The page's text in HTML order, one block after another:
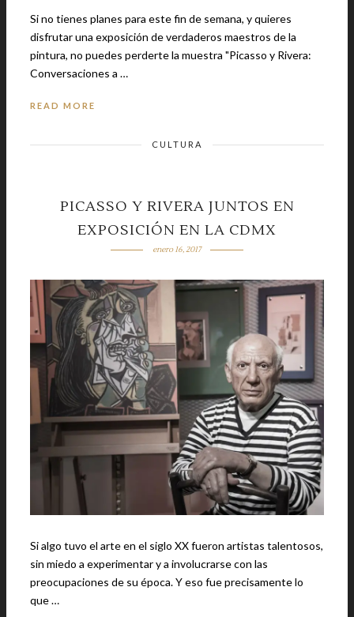
Si no tienes planes para este fin de semana, y quieres
disfrutar una exposición de verdaderos maestros de la
pintura, no puedes perderte la muestra "Picasso y Rivera:
Conversaciones a …
READ MORE
CULTURA
PICASSO Y RIVERA JUNTOS EN
EXPOSICIÓN EN LA CDMX
enero 16, 2017
Si algo tuvo el arte en el siglo XX fueron artistas talentosos,
sin miedo a experimentar y a involucrarse con las
preocupaciones de su época. Y eso fue precisamente lo
que …